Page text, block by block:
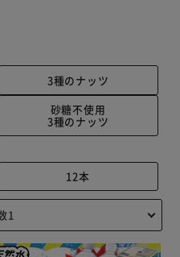
3種のナッツ
砂糖不使用
3種のナッツ
12本